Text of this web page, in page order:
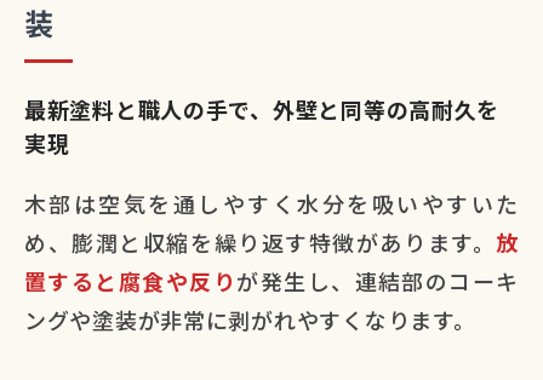
装
最新塗料と職人の手で、外壁と同等の高耐久を
実現
木部は空気を通しやすく水分を吸いやすいた
め、膨潤と収縮を繰り返す特徴があります。放
置すると腐食や反りが発生し、連結部のコーキ
ングや塗装が非常に剥がれやすくなります。